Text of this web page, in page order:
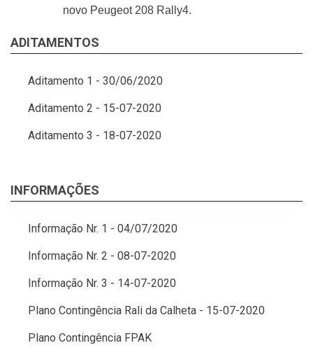
novo Peugeot 208 Rally4.
ADITAMENTOS
Aditamento 1 - 30/06/2020
Aditamento 2 - 15-07-2020
Aditamento 3 - 18-07-2020
INFORMAÇÕES
Informação Nr. 1 - 04/07/2020
Informação Nr. 2 - 08-07-2020
Informação Nr. 3 - 14-07-2020
Plano Contingência Rali da Calheta - 15-07-2020
Plano Contingência FPAK